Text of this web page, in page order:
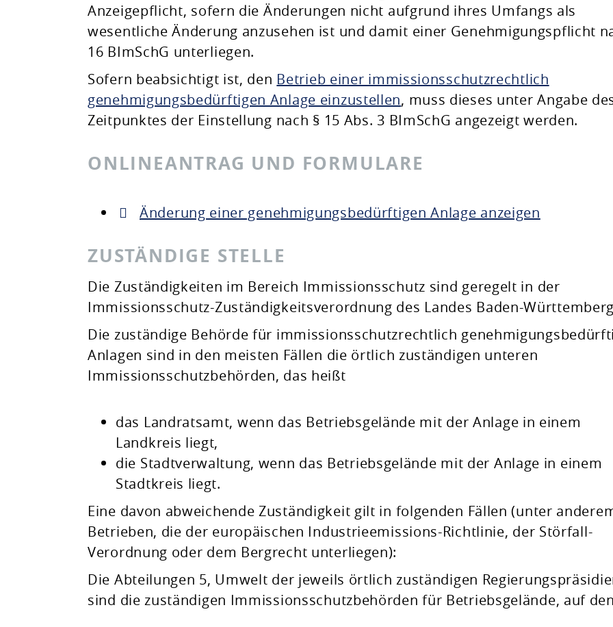
Freizeit & LebenAnzeigepflicht, sofern die Änderungen nicht aufgrund ihres Umfangs als
wesentliche Änderung anzusehen ist und damit einer Genehmigungspflicht
16 BImSchG unterliegen.
Sofern beabsichtigt ist, den Betrieb einer immissionsschutzrechtlich
genehmigungsbedürftigen Anlage einzustellen, muss dieses unter Angabe
Zeitpunktes der Einstellung nach § 15 Abs. 3 BImSchG angezeigt werden.
ONLINEANTRAG UND FORMULARE
Änderung einer genehmigungsbedürftigen Anlage anzeigen
ZUSTÄNDIGE STELLE
Die Zuständigkeiten im Bereich Immissionsschutz sind geregelt in der
Immissionsschutz-Zuständigkeitsverordnung des Landes Baden-
Die zuständige Behörde für immissionsschutzrechtlich
Anlagen sind in den meisten Fällen die örtlich zuständigen unteren
Immissionsschutzbehörden, das heißt
das Landratsamt, wenn das Betriebsgelände mit der Anlage in einem
Landkreis liegt,
die Stadtverwaltung, wenn das Betriebsgelände mit der Anlage in einem
Stadtkreis liegt.
Eine davon abweichende Zuständigkeit gilt in folgenden Fällen (unter
Betrieben, die der europäischen Industrieemissions-Richtlinie, der Störfall-
Verordnung oder dem Bergrecht unterliegen):
Die Abteilungen 5, Umwelt der jeweils örtlich zuständigen
sind die zuständigen Immissionsschutzbehörden für Betriebsgelände, auf